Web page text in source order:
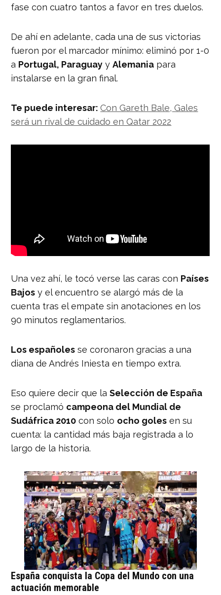
fase con cuatro tantos a favor en tres duelos.
De ahí en adelante, cada una de sus victorias
fueron por el marcador mínimo: eliminó por 1-0
a Portugal, Paraguay yAlemania para
instalarse en la gran final.
Te puede interesar:Con Gareth Bale, Gales
será un rival de cuidado en Qatar 2022
Una vez ahí, le tocó verse las caras con Países
Bajos y el encuentro se alargó más de la
cuenta tras el empate sin anotaciones en los
90 minutos reglamentarios.
Los españoles se coronaron gracias a una
diana de Andrés Iniesta en tiempo extra.
Eso quiere decir que laSelección de España
se proclamó campeona del Mundial de
Sudáfrica 2010 con solo ocho goles en su
cuenta: la cantidad más baja registrada a lo
largo de la historia.
España conquista la Copa del Mundo con una
actuación memorable